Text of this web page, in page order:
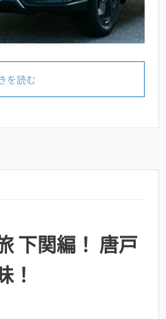
を読む
下関編！ 唐戸
！